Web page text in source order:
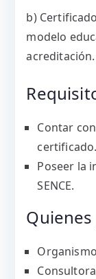
b)
modelo
acreditación.
Contar
certificado.
Poseer la
SENCE.